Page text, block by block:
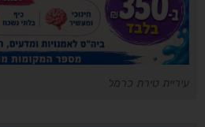
עיריית טירת כרמל